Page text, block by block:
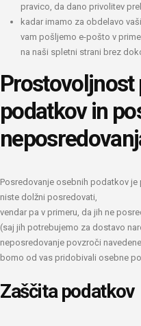
pravico, da dano privolitev
kadar imamo za obdelavo
vam pošljemo e-pošto v
na naši spletni strani brez
podatkov in
Posredovanje osebnih podatkov
niste dolžni posredovati,
vendar pa v primeru, da jih ne
(saj jih potrebujemo za dostavo
neposredovanje povzroči
bomo od vas pridobivali osebne
Zaščita podatkov